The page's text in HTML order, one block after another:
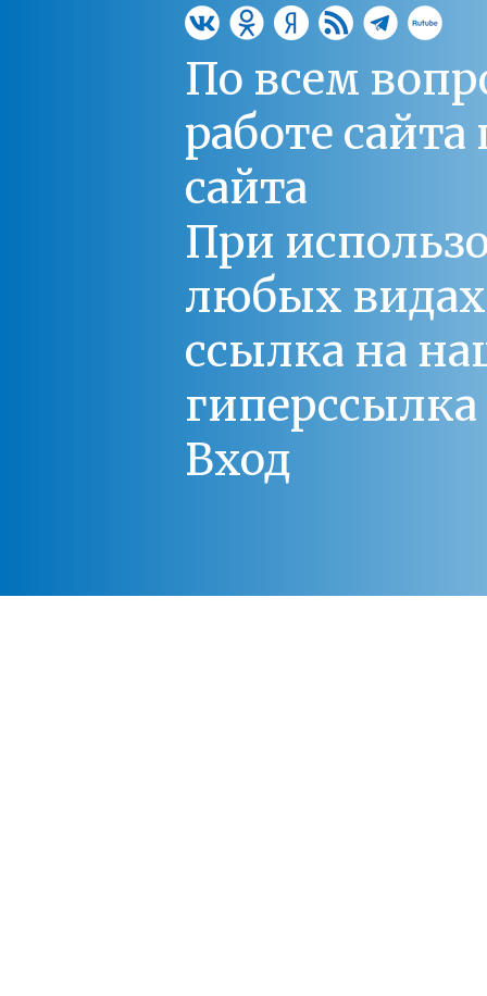
По всем
работе
сайта
При
любых
ссылка на
Вход